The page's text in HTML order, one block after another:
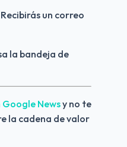
un correo
la bandeja de
News y no te
la cadena de valor